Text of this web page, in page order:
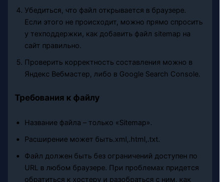
Убедиться, что файл открывается в браузере.
Если этого не происходит, можно прямо спросить
у техподдержки, как добавить файл sitemap на
сайт правильно.
Проверить корректность составления можно в
Яндекс Вебмастер, либо в Google Search Console.
Требования к файлу
Название файла – только «Sitemap».
Расширение может быть.xml,.html,.txt.
Файл должен быть без ограничений доступен по
URL в любом браузере. При проблемах придется
обратиться к хостеру и разобраться с ним, как